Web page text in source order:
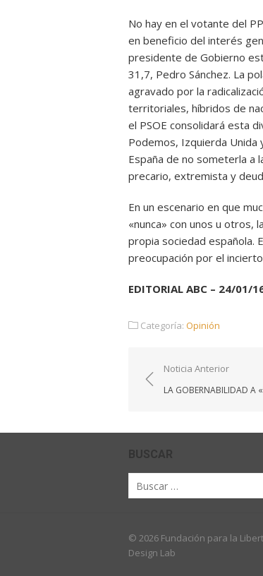
No hay en el votante del
en beneficio del interés
presidente de Gobierno
31,7, Pedro Sánchez. La
agravado por la
territoriales, híbridos de
el PSOE consolidará esta
Podemos, Izquierda Unida
España de no someterla a
precario, extremista y
En un escenario en que
«nunca» con unos u otros,
propia sociedad española.
preocupación por el
EDITORIAL ABC – 24/01/
Categoría: Opinión
Navegación
de
Noticia Anterior
LA GOBERNABILIDAD A
BUSCAR
Buscar
por:
© 2026 Fundación para la
Design Lab